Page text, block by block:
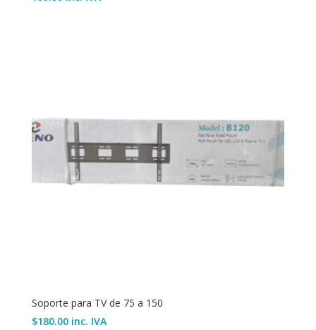
Soporte para TV de 75 a 150
$180.00 inc. IVA